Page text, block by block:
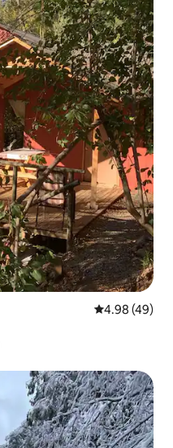
Calificación
4.98 (49)